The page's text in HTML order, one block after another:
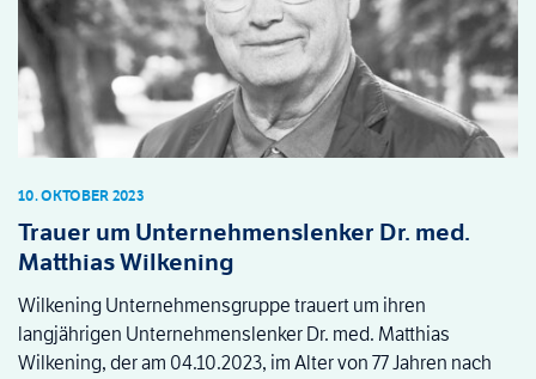
Trauer um Unternehmenslenker Dr. med.
Matthias Wilkening
10. OKTOBER 2023
Wilkening Unternehmensgruppe trauert um ihren
langjährigen Unternehmenslenker Dr. med. Matthias
Wilkening, der am 04.10.2023, im Alter von 77 Jahren nach